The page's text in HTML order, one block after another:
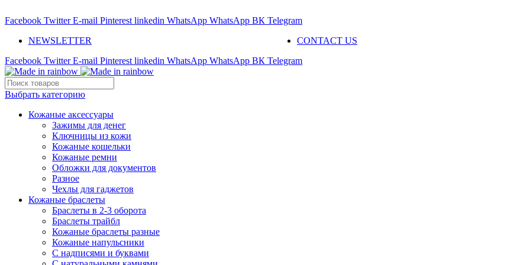
Facebook Twitter E-mail Pinterest linkedin WhatsApp WhatsApp ВК Telegram
NEWSLETTER
CONTACT US
Facebook Twitter E-mail Pinterest linkedin WhatsApp WhatsApp ВК Telegram
Выбрать категорию
Кожаные аксессуары
Зажимы для денег
Ключницы из кожи
Кожаные кошельки
Кожаные ремни
Обложки для документов
Разное
Чехлы для гаджетов
Кожаные браслеты
Браслеты в 2-3 оборота
Браслеты трайбл
Кожаные браслеты разные
Кожаные напульсники
С надписями и буквами